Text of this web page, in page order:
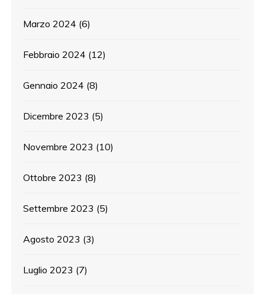
Marzo 2024 (6)
Febbraio 2024 (12)
Gennaio 2024 (8)
Dicembre 2023 (5)
Novembre 2023 (10)
Ottobre 2023 (8)
Settembre 2023 (5)
Agosto 2023 (3)
Luglio 2023 (7)